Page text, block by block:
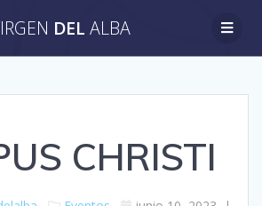
al
DEL ALBA
CHRISTI